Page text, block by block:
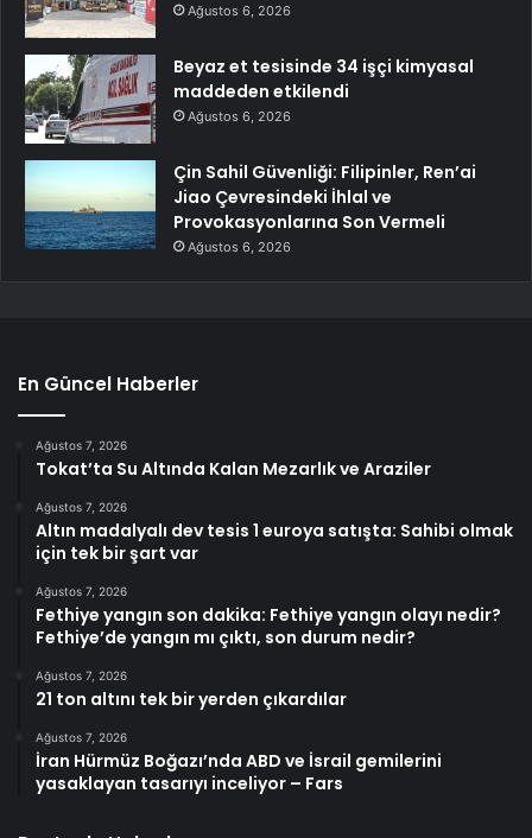
Ağustos 6, 2026
Beyaz et tesisinde 34 işçi kimyasal
maddeden etkilendi
Ağustos 6, 2026
Çin Sahil Güvenliği: Filipinler, Ren’ai
Jiao Çevresindeki İhlal ve
Provokasyonlarına Son Vermeli
Ağustos 6, 2026
En Güncel Haberler
Ağustos 7, 2026
Tokat’ta Su Altında Kalan Mezarlık ve Araziler
Ağustos 7, 2026
Altın madalyalı dev tesis 1 euroya satışta: Sahibi olmak
için tek bir şart var
Ağustos 7, 2026
Fethiye yangın son dakika: Fethiye yangın olayı nedir?
Fethiye’de yangın mı çıktı, son durum nedir?
Ağustos 7, 2026
21 ton altını tek bir yerden çıkardılar
Ağustos 7, 2026
İran Hürmüz Boğazı’nda ABD ve İsrail gemilerini
yasaklayan tasarıyı inceliyor – Fars